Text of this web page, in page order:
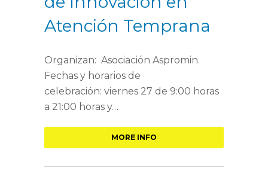
Atención Temprana
Organizan: Asociación Aspromin.
Fechas y horarios de
celebración: viernes 27 de 9:00 horas
a 21:00 horas y…
MORE INFO